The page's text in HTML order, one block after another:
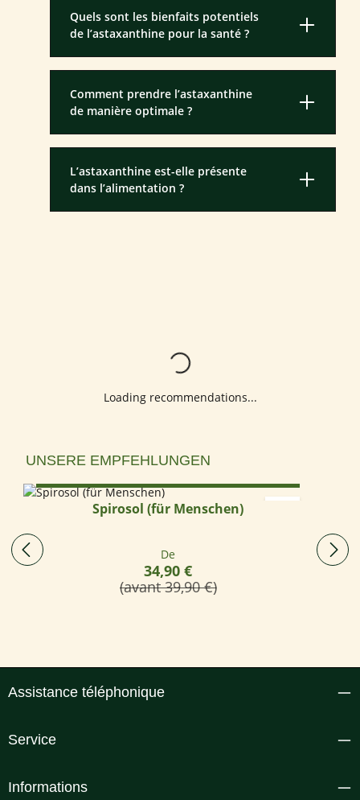
Quels sont les bienfaits potentiels
de l’astaxanthine pour la santé ?
Comment prendre l’astaxanthine
de manière optimale ?
L’astaxanthine est-elle présente
dans l’alimentation ?
Loading...
Loading recommendations...
Ignorer la galerie de produits
UNSERE EMPFEHLUNGEN
Select options
Spirosol (für Menschen)
Prix régulier :
De
34,90 €
(avant 39,90 €)
Assistance téléphonique
Service
Informations